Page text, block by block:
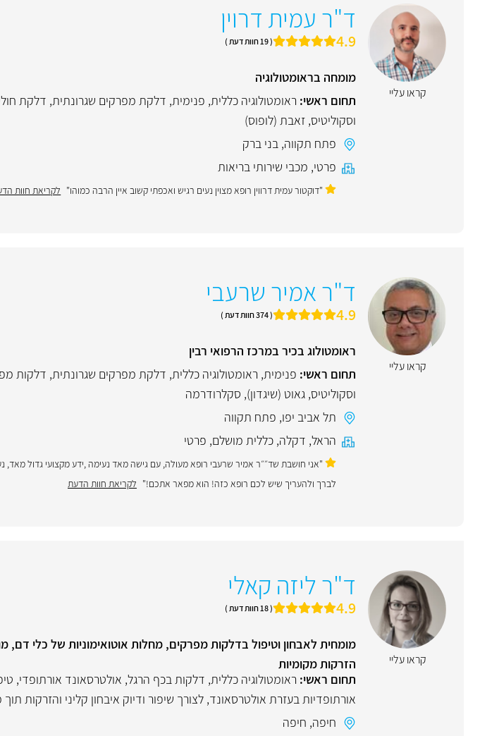
קראו עליי
ד"ר עמית דרוין
4.9 ( 19 חוות דעת )
מומחה בראומטולוגיה
תחום ראשי: ראומטולוגיה כללית, פנימית, דלקת מפרקים שגרונתית, דלקת
וסקוליטיס, זאבת (לופוס)
פתח תקווה, בני ברק
פרטי, מכבי שירותי בריאות
"דוקטור עמית דרווין רופא מצוין נעים רגיש ואכפתי קשוב איין הרבה כמוהו" לקריאת חוות
קראו עליי
ד"ר אמיר שרעבי
4.9 ( 374 חוות דעת )
ראומטולוג בכיר במרכז הרפואי רבין
תחום ראשי: פנימית, ראומטולוגיה כללית, דלקת מפרקים שגרונתית, דלקות
וסקוליטיס, גאוט (שיגדון), סקלרודרמה
תל אביב יפו, פתח תקווה
הראל, דקלה, כללית מושלם, פרטי
"אני חושבת שד״״ר אמיר שרעבי רופא מעולה, עם גישה מאד נעימה ,ידע מקצועי גדול מאד,
לברך ולהעריך שיש לכם רופא כזה! הוא מפאר אתכם!" לקריאת חוות הדעת
קראו עליי
ד"ר ליזה קאלי
4.9 ( 18 חוות דעת )
מומחית לאבחון וטיפול בדלקות מפרקים, מחלות אוטואימוניות של כלי
הזרקות מקומיות
תחום ראשי: ראומטולוגיה כללית, דלקות בכף הרגל, אולטרסאונד אורתופדי,
אורתופדיות בעזרת אולטרסאונד, לצורך שיפור ודיוק איבחון קליני והזרקות
חיפה, חיפה